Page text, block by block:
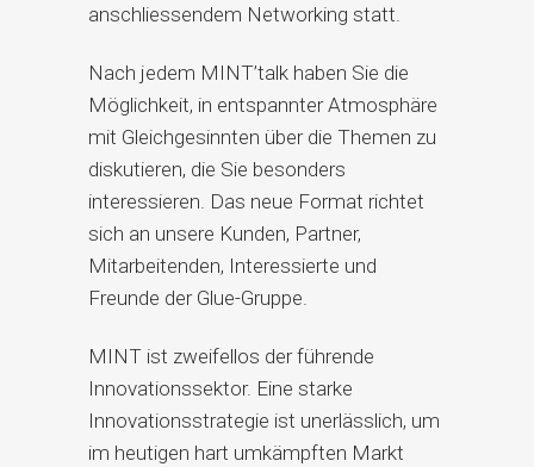
anschliessendem Networking statt.
Nach jedem MINT’talk haben Sie die
Möglichkeit, in entspannter Atmosphäre
mit Gleichgesinnten über die Themen zu
diskutieren, die Sie besonders
interessieren. Das neue Format richtet
sich an unsere Kunden, Partner,
Mitarbeitenden, Interessierte und
Freunde der Glue-Gruppe.
MINT ist zweifellos der führende
Innovationssektor. Eine starke
Innovationsstrategie ist unerlässlich, um
im heutigen hart umkämpften Markt